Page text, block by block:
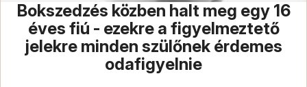
Bokszedzés közben halt meg egy 16
éves fiú - ezekre a figyelmeztető
jelekre minden szülőnek érdemes
odafigyelnie